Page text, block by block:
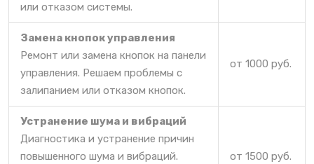
или отказом системы.
Замена кнопок управления
Ремонт или замена кнопок на панели
управления. Решаем проблемы с
залипанием или отказом кнопок.
от 1000 руб.
Устранение шума и вибраций
Диагностика и устранение причин
повышенного шума и вибраций.
от 1500 руб.